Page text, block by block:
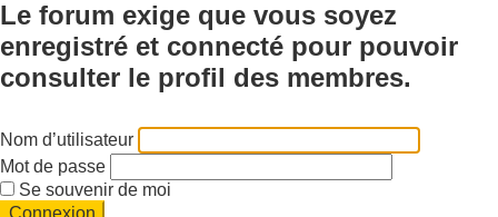
Le forum exige que vous soyez
enregistré et connecté pour pouvoir
consulter le profil des membres.
Nom d’utilisateur
Mot de passe
Se souvenir de moi